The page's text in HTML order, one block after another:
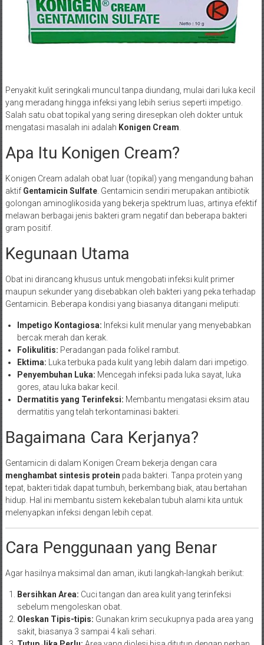
Penyakit kulit seringkali muncul tanpa diundang, mulai dari luka kecil
yang meradang hingga infeksi yang lebih serius seperti impetigo.
Salah satu obat topikal yang sering diresepkan oleh dokter untuk
mengatasi masalah ini adalah Konigen Cream.
Apa Itu Konigen Cream?
Konigen Cream adalah obat luar (topikal) yang mengandung bahan
aktif Gentamicin Sulfate. Gentamicin sendiri merupakan antibiotik
golongan aminoglikosida yang bekerja spektrum luas, artinya efektif
melawan berbagai jenis bakteri gram negatif dan beberapa bakteri
gram positif.
Kegunaan Utama
Obat ini dirancang khusus untuk mengobati infeksi kulit primer
maupun sekunder yang disebabkan oleh bakteri yang peka terhadap
Gentamicin. Beberapa kondisi yang biasanya ditangani meliputi:
Impetigo Kontagiosa: Infeksi kulit menular yang menyebabkan
bercak merah dan kerak.
Folikulitis: Peradangan pada folikel rambut.
Ektima: Luka terbuka pada kulit yang lebih dalam dari impetigo.
Penyembuhan Luka: Mencegah infeksi pada luka sayat, luka
gores, atau luka bakar kecil.
Dermatitis yang Terinfeksi: Membantu mengatasi eksim atau
dermatitis yang telah terkontaminasi bakteri.
Bagaimana Cara Kerjanya?
Gentamicin di dalam Konigen Cream bekerja dengan cara
menghambat sintesis protein pada bakteri. Tanpa protein yang
tepat, bakteri tidak dapat tumbuh, berkembang biak, atau bertahan
hidup. Hal ini membantu sistem kekebalan tubuh alami kita untuk
melenyapkan infeksi dengan lebih cepat.
Cara Penggunaan yang Benar
Agar hasilnya maksimal dan aman, ikuti langkah-langkah berikut:
Bersihkan Area: Cuci tangan dan area kulit yang terinfeksi
sebelum mengoleskan obat.
Oleskan Tipis-tipis: Gunakan krim secukupnya pada area yang
sakit, biasanya 3 sampai 4 kali sehari.